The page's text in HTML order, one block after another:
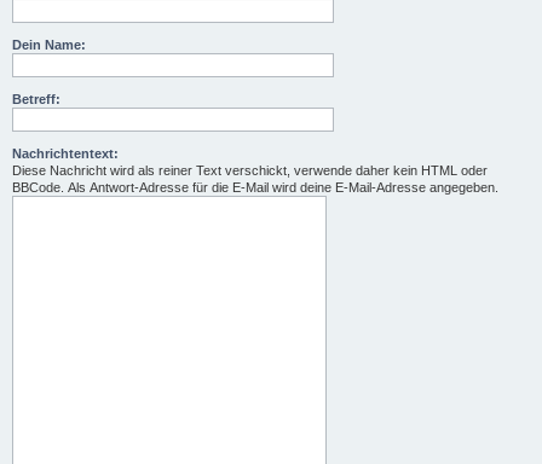
Dein Name:
Betreff:
Nachrichtentext:
Diese Nachricht wird als reiner Text verschickt, verwende daher kein HTML oder
BBCode. Als Antwort-Adresse für die E-Mail wird deine E-Mail-Adresse angegeben.